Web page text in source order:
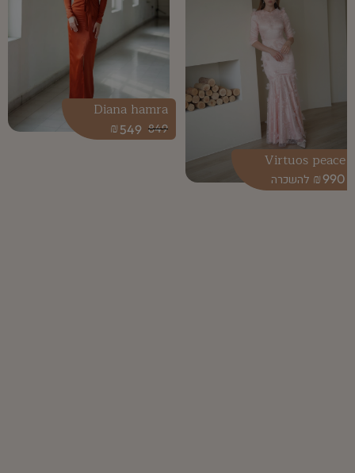
990
₪
Virtuos peace
849
549
₪
Diana hamra